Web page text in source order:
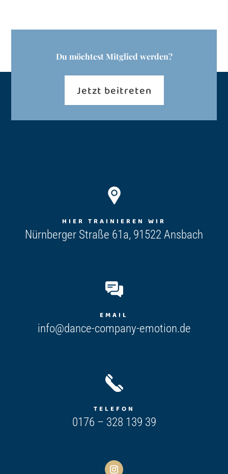
Du möchtest Mitglied werden?
Jetzt beitreten
HIER TRAINIEREN WIR
Nürnberger Straße 61a, 91522 Ansbach
EMAIL
info@dance-company-emotion.de
TELEFON
0176 – 328 139 39